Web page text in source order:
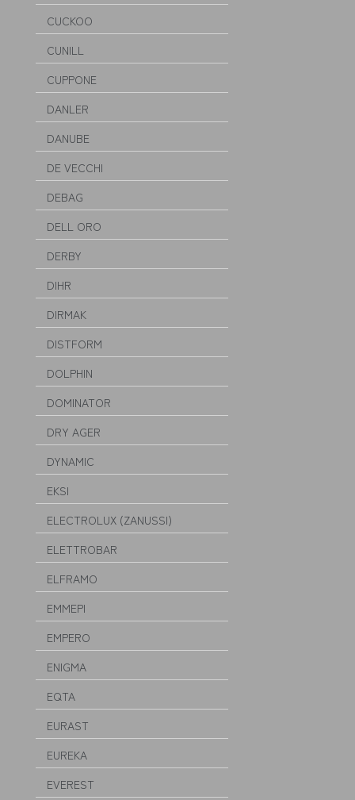
CUCKOO
CUNILL
CUPPONE
DANLER
DANUBE
DE VECCHI
DEBAG
DELL ORO
DERBY
DIHR
DIRMAK
DISTFORM
DOLPHIN
DOMINATOR
DRY AGER
DYNAMIC
EKSI
ELECTROLUX (ZANUSSI)
ELETTROBAR
ELFRAMO
EMMEPI
EMPERO
ENIGMA
EQTA
EURAST
EUREKA
EVEREST